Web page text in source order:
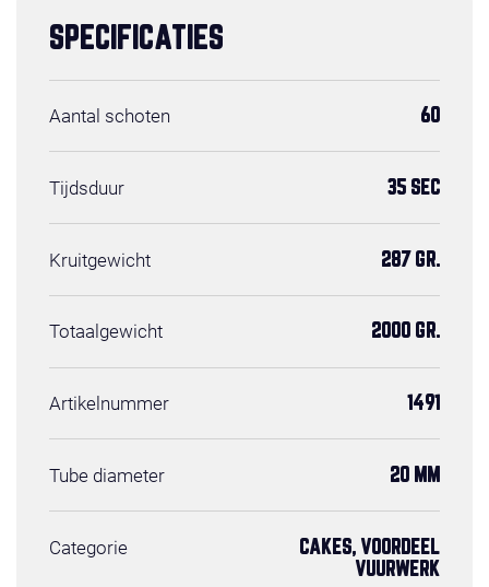
SPECIFICATIES
Aantal schoten 60
Tijdsduur 35 SEC
Kruitgewicht 287 GR.
Totaalgewicht 2000 GR.
Artikelnummer 1491
Tube diameter 20 MM
Categorie
CAKES, VOORDEEL
VUURWERK